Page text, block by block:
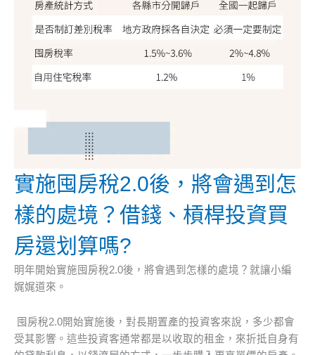
實施囤房稅2.0後，將會遇到怎
樣的處境？借錢、槓桿投資買
房還划算嗎?
明年開始實施囤房稅2.0後，將會遇到怎樣的處境？就讓小編
娓娓道來。
囤房稅2.0開始實施後，對長期置產的投資客來說，多少都會
受其影響。這些投資客通常都是以收取的租金，來折抵自身有